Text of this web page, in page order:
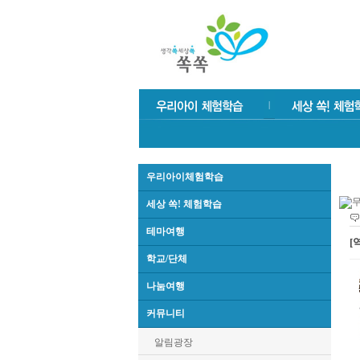
우리아이체험학습
세상 쏙! 체험학습
테마여행
학교/단체
나눔여행
커뮤니티
알림광장
[